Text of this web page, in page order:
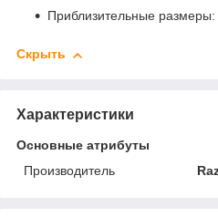
Приблизительные
Скрыть
Характеристики
Основные атрибуты
Производитель